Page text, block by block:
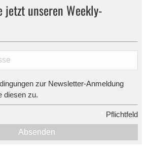
jetzt unseren Weekly-
zur Newsletter-Anmeldung
diesen zu.
Pflichtfeld
Absenden